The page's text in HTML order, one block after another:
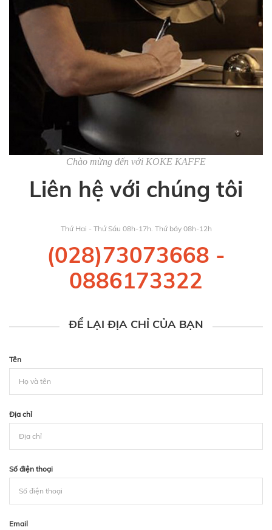
Chào mừng đến với KOKE KAFFE
Liên hệ với chúng tôi
Thứ Hai - Thứ Sáu 08h-17h. Thứ bảy 08h-12h
(028)73073668 -
0886173322
ĐỂ LẠI ĐỊA CHỈ CỦA BẠN
Tên
Địa chỉ
Số điện thoại
Email